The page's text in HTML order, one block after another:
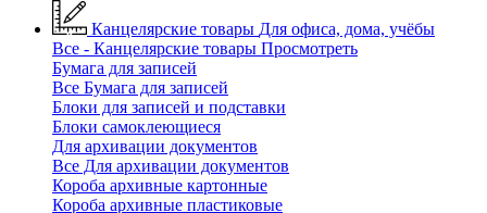
Канцелярские товары Для офиса, дома, учёбы
Все - Канцелярские товары Просмотреть
Бумага для записей
Все Бумага для записей
Блоки для записей и подставки
Блоки самоклеющиеся
Для архивации документов
Все Для архивации документов
Короба архивные картонные
Короба архивные пластиковые